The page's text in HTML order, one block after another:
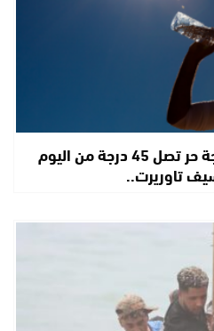
نشرة إنذارية تحذر من موجة حر تصل 45 درجة من اليوم
تاوريرت..